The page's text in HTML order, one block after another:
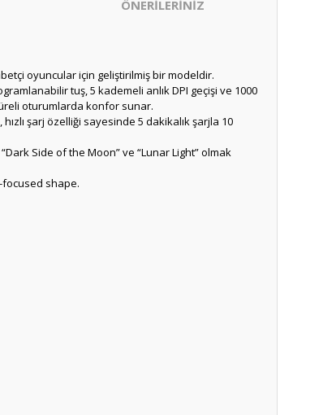
ÖNERİLERİNİZ
oyuncular için geliştirilmiş bir modeldir.
tuş, 5 kademeli anlık DPI geçişi ve 1000
oturumlarda konfor sunar.
şarj özelliği sayesinde 5 dakikalık şarjla 10
Side of the Moon” ve “Lunar Light” olmak
focused shape.